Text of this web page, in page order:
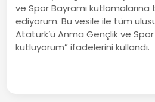
ve Spor Bayramı kutlamalarına
ediyorum. Bu vesile ile tüm
Atatürk’ü Anma Gençlik ve Spor
kutluyorum” ifadelerini kullandı.